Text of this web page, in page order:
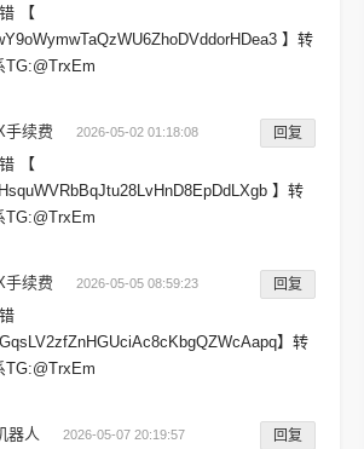
【
】转
TG:@TrxEm
手续费 2026-05-02 01:18:08 回复
【
】转
TG:@TrxEm
手续费 2026-05-05 08:59:23 回复
】转
TG:@TrxEm
器人 2026-05-07 20:19:57 回复